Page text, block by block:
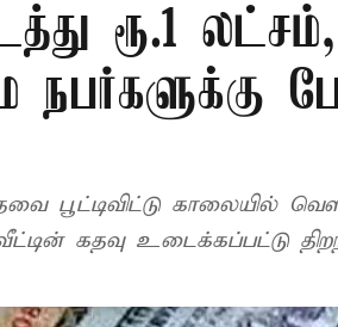
ரூ.1
நபர்களுக்கு
பூட்டிவிட்டு காலையில்
கதவு உடைக்கப்பட்டு